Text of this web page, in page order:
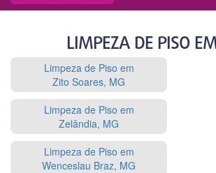
LIMPEZA DE PISO
Limpeza de Piso em
Zito Soares, MG
Limpeza de Piso em
Zelândia, MG
Limpeza de Piso em
Wenceslau Braz, MG